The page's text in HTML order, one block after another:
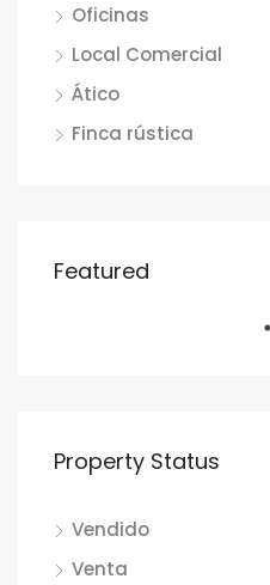
Oficinas
Local Comercial
Ático
Finca rústica
Featured
Property Status
Vendido
Venta